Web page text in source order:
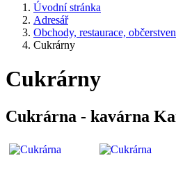
Úvodní stránka
Adresář
Obchody, restaurace,
Cukrárny
Cukrárny
Cukrárna - kavárna